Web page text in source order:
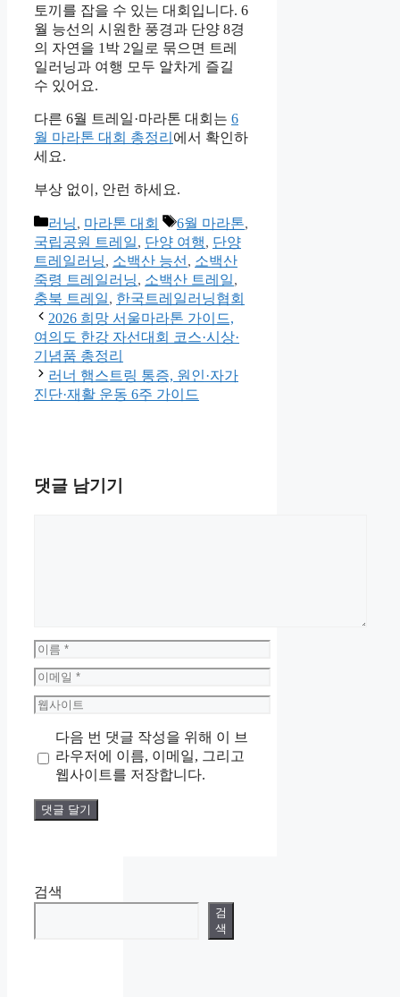
토끼를 잡을 수 있는 대회입니다. 6
월 능선의 시원한 풍경과 단양 8경
의 자연을 1박 2일로 묶으면 트레
일러닝과 여행 모두 알차게 즐길
수 있어요.
다른 6월 트레일·마라톤 대회는 6
월 마라톤 대회 총정리 에서 확인하
세요.
부상 없이, 안런 하세요.
카
테
고
리
러닝, 마라톤 대회
태
그
6월 마라톤,
국립공원 트레일, 단양 여행, 단양
트레일러닝, 소백산 능선 , 소백산
죽령 트레일러닝, 소백산 트레일,
충북 트레일, 한국트레일러닝협회
2026 희망 서울마라톤 가이드,
여의도 한강 자선대회 코스·시상·
기념품 총정리
러너 햄스트링 통증, 원인·자가
진단·재활 운동 6주 가이드
댓글 남기기
이
름
이
메
일
웹
트
다음 번 댓글 작성을 위해 이 브
라우저에 이름, 이메일, 그리고
웹사이트를 저장합니다.
검색
검
색